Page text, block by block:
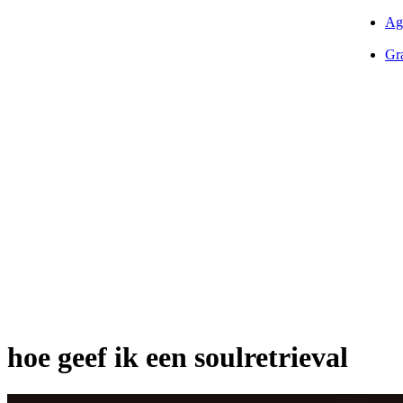
hoe geef ik een soulretrieval